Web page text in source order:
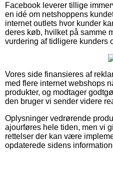
Facebook leverer tillige
en idé om netshoppens
internet outlets hvor kunder
deres køb, hvilket på samme
vurdering af tidligere kunders
Vores side finansieres af
med flere internet webshops
produkter, og modtager
den bruger vi sender videre
Oplysninger vedrørende
ajourføres hele tiden, men vi
rettelser der kan være
opdaterede sidens